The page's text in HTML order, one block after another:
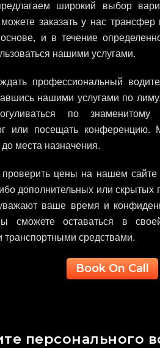
широкий выбор
заказать у нас
и в течение
нашими услугами.
профессиональный
нашими услугами по
по
или посещать конференцию.
до места назначения.
цены на нашем сайте
дополнительных или
ваше время и
сможете оставаться в
транспортными средствами.
Book On Call
персонального